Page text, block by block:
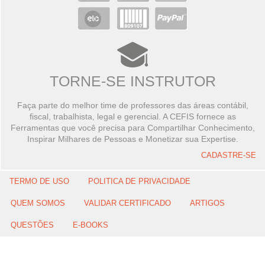
TORNE-SE INSTRUTOR
Faça parte do melhor time de professores das áreas contábil,
fiscal, trabalhista, legal e gerencial. A CEFIS fornece as
Ferramentas que você precisa para Compartilhar Conhecimento,
Inspirar Milhares de Pessoas e Monetizar sua Expertise.
CADASTRE-SE
TERMO DE USO POLITICA DE PRIVACIDADE
QUEM SOMOS VALIDAR CERTIFICADO ARTIGOS
QUESTÕES E-BOOKS